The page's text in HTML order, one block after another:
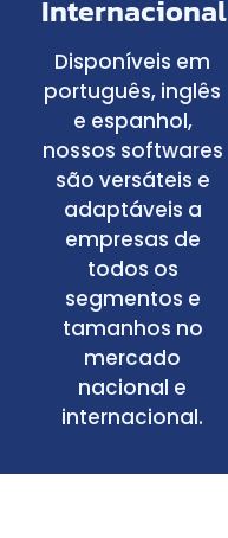
Internacional
Disponíveis em
português, inglês
e espanhol,
nossos softwares
são versáteis e
adaptáveis a
empresas de
todos os
segmentos e
tamanhos no
mercado
nacional e
internacional.